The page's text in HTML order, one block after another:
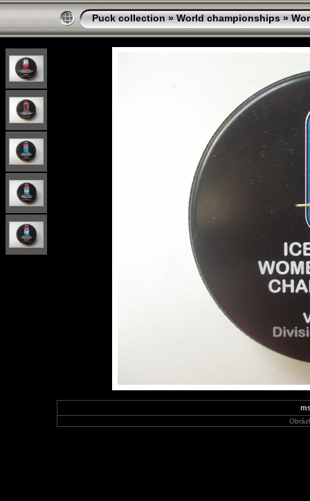
Puck collection » World championships »